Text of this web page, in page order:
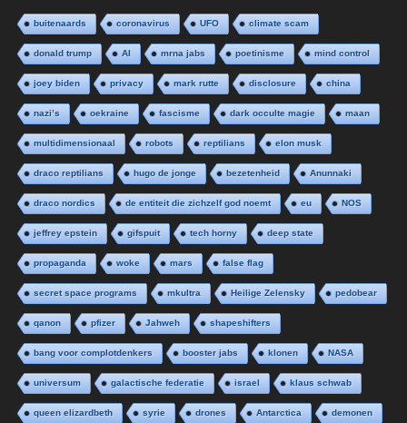
buitenaards coronavirus UFO climate scam
donald trump AI mrna jabs poetinisme mind control
joey biden privacy mark rutte disclosure china
nazi’s oekraine fascisme dark occulte magie maan
multidimensionaal robots reptilians elon musk
draco reptilians hugo de jonge bezetenheid Anunnaki
draco nordics de entiteit die zichzelf god noemt eu NOS
jeffrey epstein gifspuit tech horny deep state
propaganda woke mars false flag
secret space programs mkultra Heilige Zelensky pedobear
qanon pfizer Jahweh shapeshifters
bang voor complotdenkers booster jabs klonen NASA
universum galactische federatie israel klaus schwab
queen elizardbeth syrie drones Antarctica demonen